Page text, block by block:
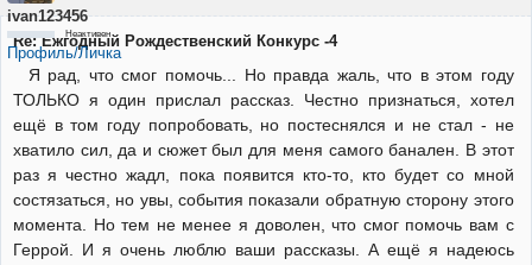
ivan123456
Неактивен
Профиль/Личка
Re: Ежгодный Рождественский Конкурс -4
Я рад, что смог помочь... Но правда жаль, что в этом году
ТОЛЬКО я один прислал рассказ. Честно признаться, хотел
ещё в том году попробовать, но постеснялся и не стал - не
хватило сил, да и сюжет был для меня самого банален. В этот
раз я честно жадл, пока появится кто-то, кто будет со мной
состязаться, но увы, события показали обратную сторону этого
момента. Но тем не менее я доволен, что смог помочь вам с
Геррой. И я очень люблю ваши рассказы. А ещё я надеюсь